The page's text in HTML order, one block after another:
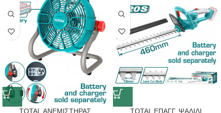
TOTAL ΑΝΕΜΙΣΤΗΡΑΣ
TOTAL ΕΠΑΓΓ. ΨΑΛΙΔΙ